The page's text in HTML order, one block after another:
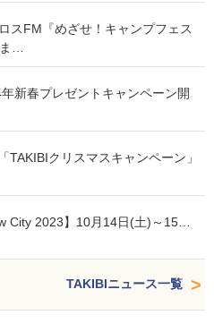
スFM『めざせ！キャンプフェス
…
新春プレゼントキャンペーン開
クリスマスキャンペーン」
City 2023】10月14日(土)～15…
TAKIBIニュース一覧